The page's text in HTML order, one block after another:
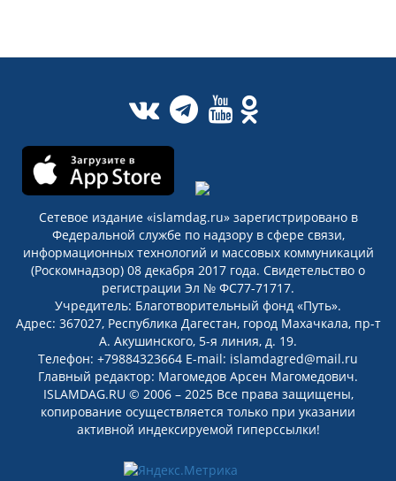
Сетевое издание «islamdag.ru» зарегистрировано в
Федеральной службе по надзору в сфере связи,
информационных технологий и массовых коммуникаций
(Роскомнадзор) 08 декабря 2017 года. Свидетельство о
регистрации Эл № ФС77-71717.
Учредитель: Благотворительный фонд «Путь».
Адрес: 367027, Республика Дагестан, город Махачкала, пр-т
А. Акушинского, 5-я линия, д. 19.
Телефон: +79884323664 E-mail: islamdagred@mail.ru
Главный редактор: Магомедов Арсен Магомедович.
ISLAMDAG.RU © 2006 – 2025 Все права защищены,
копирование осуществляется только при указании
активной индексируемой гиперссылки!